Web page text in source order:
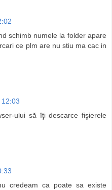
schimb numele la folder apare
ce plm are nu stiu ma cac in
ului să îţi descarce fişierele
credeam ca poate sa existe